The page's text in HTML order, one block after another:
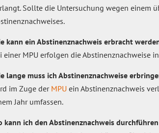
Sollte die Untersuchung wegen einem
kann ein Abstinenznachweis erbracht
einer MPU erfolgen die Abstinenznachweise
lange muss ich Abstinenznachweise
im Zuge derMPU ein Abstinenznachweis
Jahr umfassen.
kann ich den Abstinenznachweis